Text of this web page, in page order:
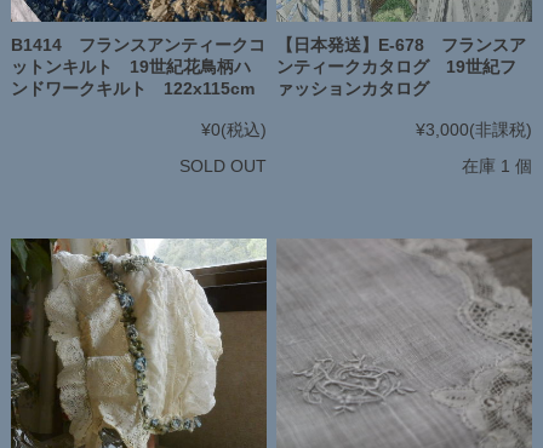
B1414 フランスアンティークコ
ットンキルト 19世紀花鳥柄ハ
ンドワークキルト 122x115cm
¥0(税込)
SOLD OUT
【日本発送】E-678 フランスア
ンティークカタログ 19世紀フ
ァッションカタログ
¥3,000(非課税)
在庫 1 個